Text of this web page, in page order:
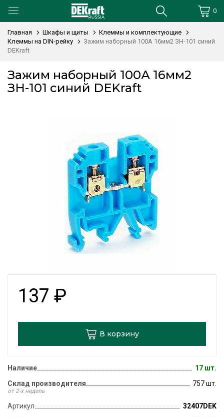
0
Главная Шкафы и щиты
Клеммы и комплектующие
Клеммы на DIN-рейку
Зажим наборный 100А 16мм2 ЗН-101 синий
DEKraft
Зажим наборный 100А 16мм2
ЗН-101 синий DEKraft
137 ₽
В корзину
Наличие
17 шт.
Склад производителя
от 2-х недель
757 шт.
Артикул
32407DEK